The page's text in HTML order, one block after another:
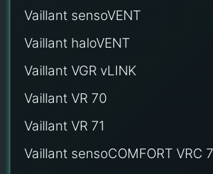
Vaillant sensoVENT
Vaillant haloVENT
Vaillant VGR vLINK
Vaillant VR 70
Vaillant VR 71
Vaillant sensoCOMFORT VRC